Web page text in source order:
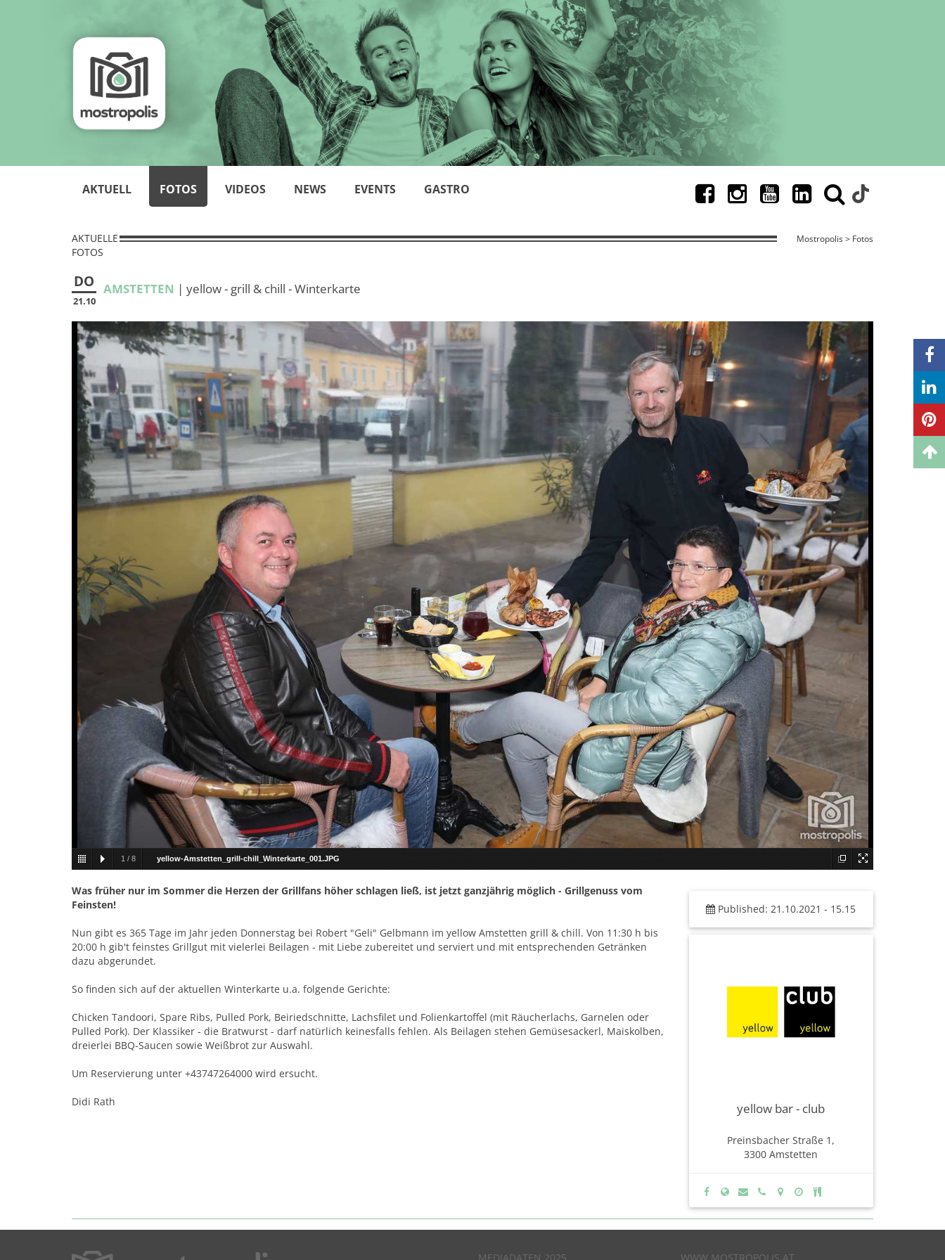
AKTUELL FOTOS VIDEOS NEWS EVENTS GASTRO
AKTUELLE
FOTOS
Mostropolis > Fotos
DO
21.10
AMSTETTEN | yellow - grill & chill - Winterkarte
1 / 8 yellow-Amstetten_grill-chill_Winterkarte_001.JPG
Was früher nur im Sommer die Herzen der Grillfans höher schlagen ließ, ist jetzt ganzjährig möglich - Grillgenuss vom
Feinsten!
Nun gibt es 365 Tage im Jahr jeden Donnerstag bei Robert "Geli" Gelbmann im yellow Amstetten grill & chill. Von 11:30 h bis
20:00 h gib't feinstes Grillgut mit vielerlei Beilagen - mit Liebe zubereitet und serviert und mit entsprechenden Getränken
dazu abgerundet.
So finden sich auf der aktuellen Winterkarte u.a. folgende Gerichte:
Chicken Tandoori, Spare Ribs, Pulled Pork, Beiriedschnitte, Lachsfilet und Folienkartoffel (mit Räucherlachs, Garnelen oder
Pulled Pork). Der Klassiker - die Bratwurst - darf natürlich keinesfalls fehlen. Als Beilagen stehen Gemüsesackerl, Maiskolben,
dreierlei BBQ-Saucen sowie Weißbrot zur Auswahl.
Um Reservierung unter +43747264000 wird ersucht.
Didi Rath
Published: 21.10.2021 - 15.15
yellow bar - club
Preinsbacher Straße 1,
3300 Amstetten